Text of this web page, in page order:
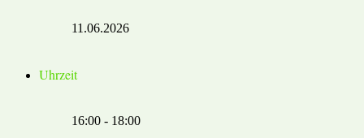
11.06.2026
Uhrzeit
16:00 - 18:00